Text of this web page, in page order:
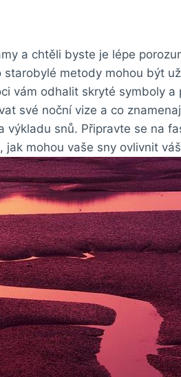
a chtěli byste je lépe
metody mohou být
vám odhalit skryté symboly a
své noční vize a co
výkladu snů. Připravte se na
mohou vaše sny ovlivnit